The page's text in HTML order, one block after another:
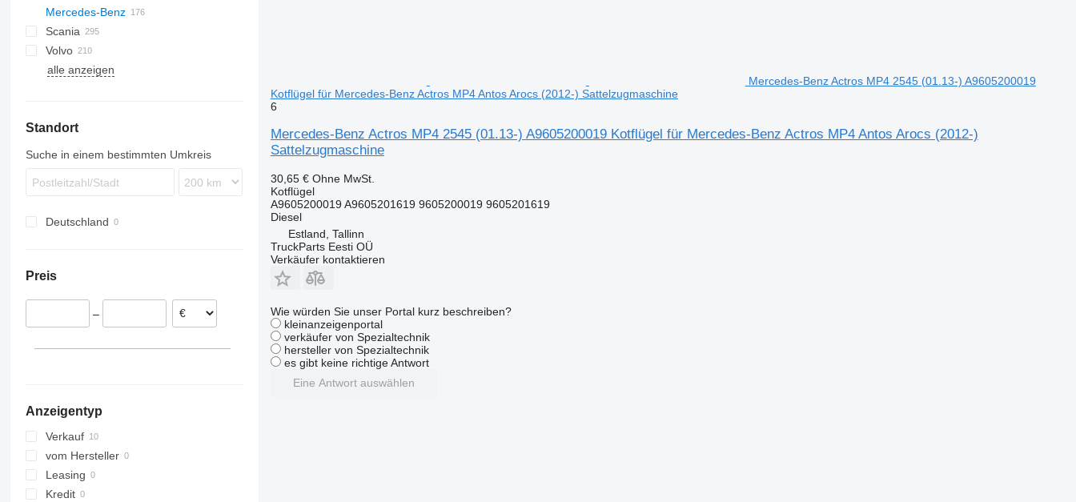
XF
XG
Stralis
Trakker
X-Way
TGA
TGL
TGM
TGS
Mercedes-Benz
Actros
Actros 1832
Actros 1840
Actros 1846
Actros 1848
Actros 2545
Antos
Antos 1830
Arocs
Atego 1523
Atego 1524
Econic
Econic 1829
Econic 2628
Canter
Kerax
Magnum
Midlum
Scania
G-series
P-series
Volvo
FE
FM
VNL
alle anzeigen
Standort
Suche in einem bestimmten Umkreis
Deutschland
Preis
–
Anzeigentyp
Verkauf
vom Hersteller
Leasing
Kredit
Mercedes-Benz Actros MP4 2545 (01.13-) A9605200019
Kotflügel für Mercedes-Benz Actros MP4 Antos Arocs (2012-) Sattelzugmaschine
6
Mercedes-Benz Actros MP4 2545 (01.13-) A9605200019 Kotflügel für Mercedes-Benz Actros MP4 Antos Arocs (2012-)
Sattelzugmaschine
30,65 € Ohne MwSt.
Kotflügel
A9605200019 A9605201619 9605200019 9605201619
Diesel
Estland, Tallinn
TruckParts Eesti OÜ
Verkäufer kontaktieren
Wie würden Sie unser Portal kurz beschreiben?
kleinanzeigenportal
verkäufer von Spezialtechnik
hersteller von Spezialtechnik
es gibt keine richtige Antwort
Eine Antwort auswählen